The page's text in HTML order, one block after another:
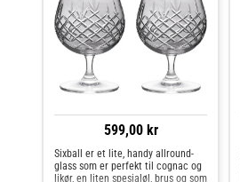
599,00 kr
Sixball er et lite, handy allround-
glass som er perfekt til cognac og
likør, en liten spesialøl, brus og som